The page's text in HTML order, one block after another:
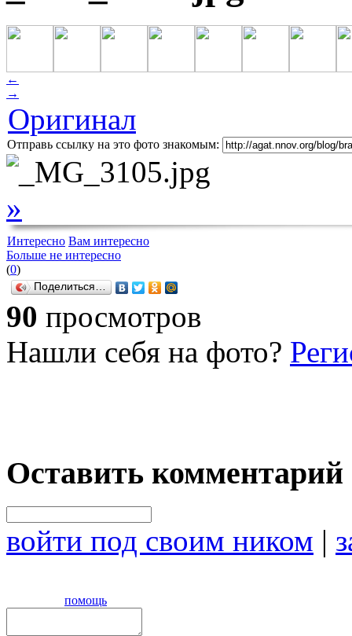
←
→
Оригинал
Отправь ссылку на это фото знакомым:
»
Интересно Вам интересно
Больше не интересно
(0)
Поделиться…
90 просмотров
Нашли себя на фото?
Оставить комментарий
войти под своим ником |
помощь